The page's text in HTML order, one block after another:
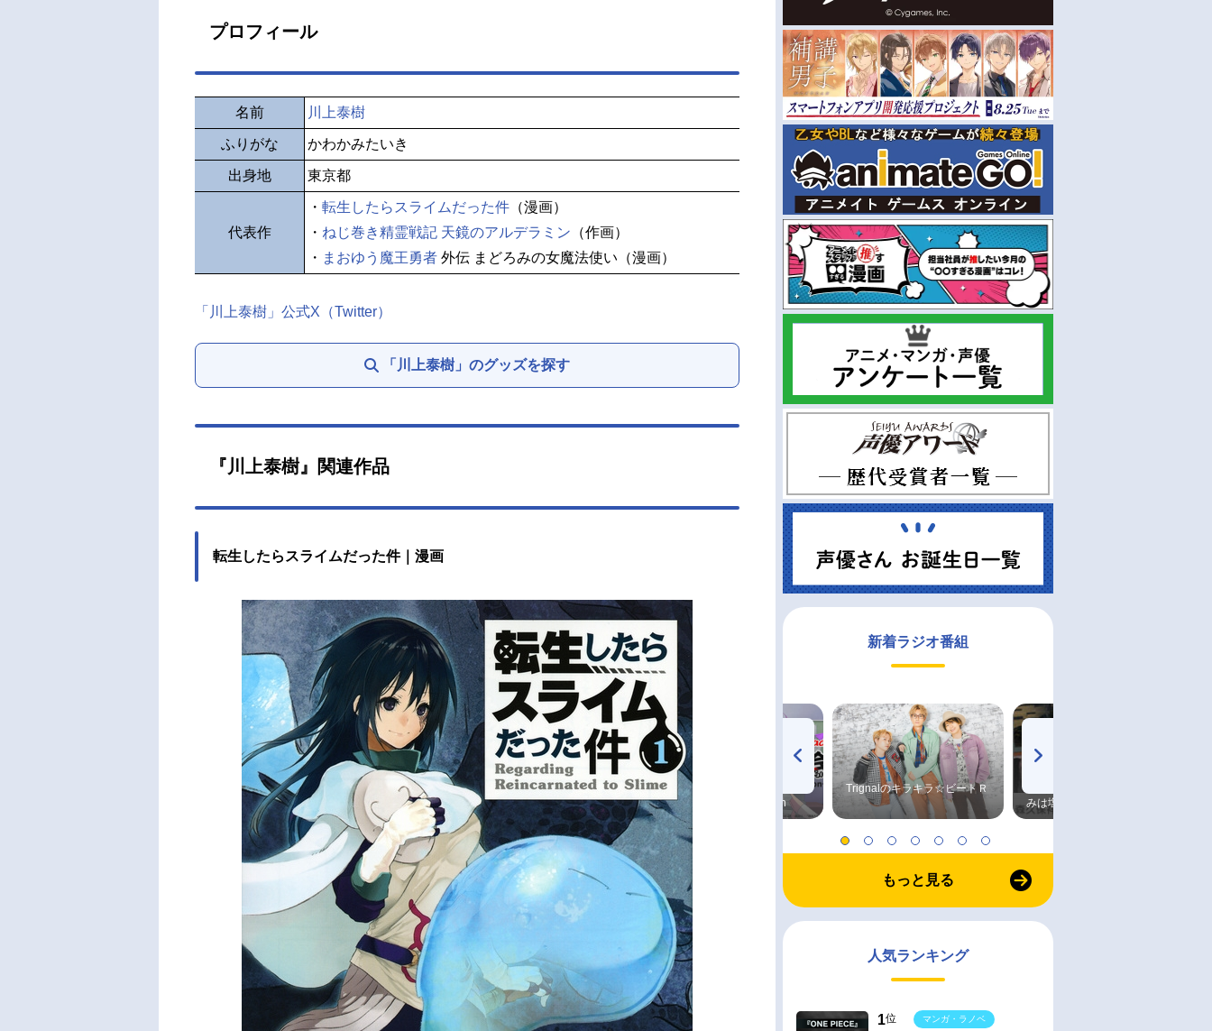
プロフィール
名前 川上泰樹
ふりがな かわかみたいき
出身地 東京都
代表作
・ 転生したらスライムだった件 （漫画）
・ ねじ巻き精霊戦記 天鏡のアルデラミン （作画）
・ まおゆう魔王勇者 外伝 まどろみの女魔法使い（漫画）
「川上泰樹」公式X（Twitter）
「川上泰樹」のグッズを探す
『川上泰樹』関連作品
転生したらスライムだった件｜漫画
新着ラジオ番組
高橋美紀のおんぷの気持ち
♪ in アニメイトタイムズ
TVアニメ『戦隊大失格』
radio 大直会 2nd season
Trignalのキラキラ☆ビートＲ
みは塩だけ
もっと見る
人気ランキング
1位
マンガ・ラノベ